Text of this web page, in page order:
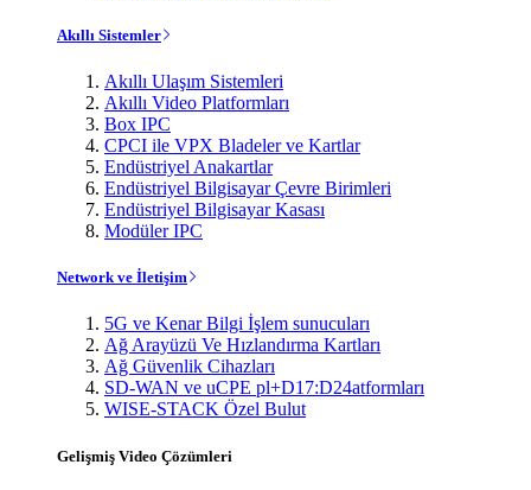
Akıllı Sistemler
Akıllı Ulaşım Sistemleri
Akıllı Video Platformları
Box IPC
CPCI ile VPX Bladeler ve Kartlar
Endüstriyel Anakartlar
Endüstriyel Bilgisayar Çevre Birimleri
Endüstriyel Bilgisayar Kasası
Modüler IPC
Network ve İletişim
5G ve Kenar Bilgi İşlem sunucuları
Ağ Arayüzü Ve Hızlandırma Kartları
Ağ Güvenlik Cihazları
SD-WAN ve uCPE pl+D17:D24atformları
WISE-STACK Özel Bulut
Gelişmiş Video Çözümleri